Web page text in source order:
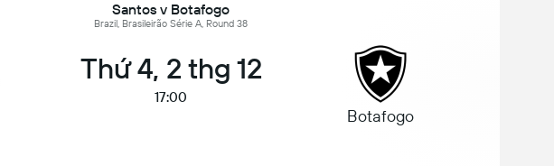
Santos v Botafogo
Brazil, Brasileirão Série A, Round 38
Thứ 4, 2 thg 12
17:00
Botafogo